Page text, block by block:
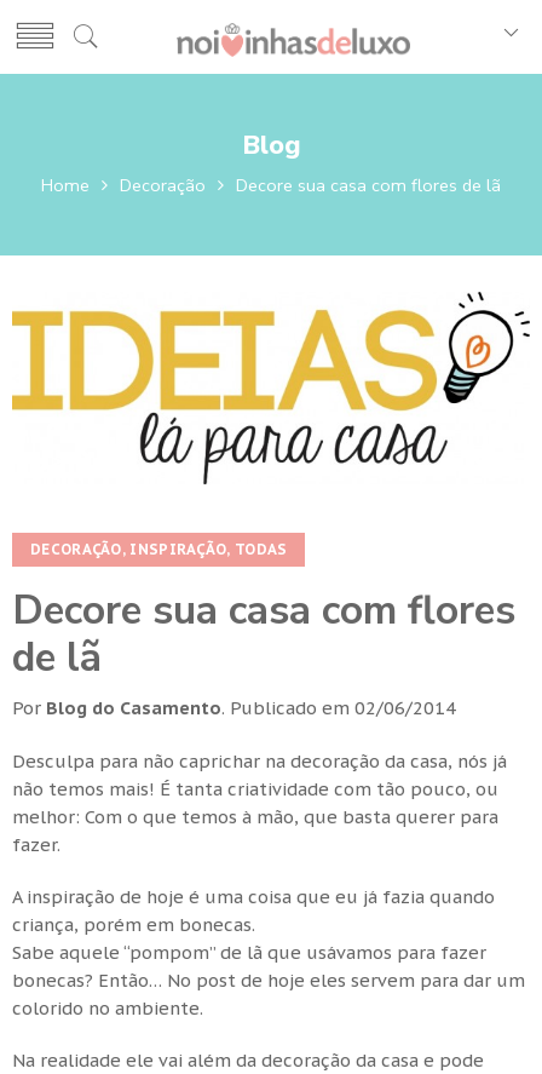
Blog
Home Decoração Decore sua casa com flores de lã
DECORAÇÃO, INSPIRAÇÃO, TODAS
Decore sua casa com flores
de lã
Por Blog do Casamento. Publicado em 02/06/2014
Desculpa para não caprichar na decoração da casa, nós já
não temos mais! É tanta criatividade com tão pouco, ou
melhor: Com o que temos à mão, que basta querer para
fazer.
A inspiração de hoje é uma coisa que eu já fazia quando
criança, porém em bonecas.
Sabe aquele “pompom” de lã que usávamos para fazer
bonecas? Então… No post de hoje eles servem para dar um
colorido no ambiente.
Na realidade ele vai além da decoração da casa e pode